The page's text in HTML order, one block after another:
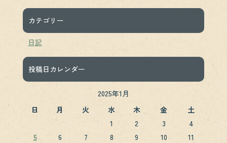
カテゴリー
日記
投稿日カレンダー
2025年1月
日
月 火 水 木 金
土
1
2 3
4
5
6 7 8 9 10 11